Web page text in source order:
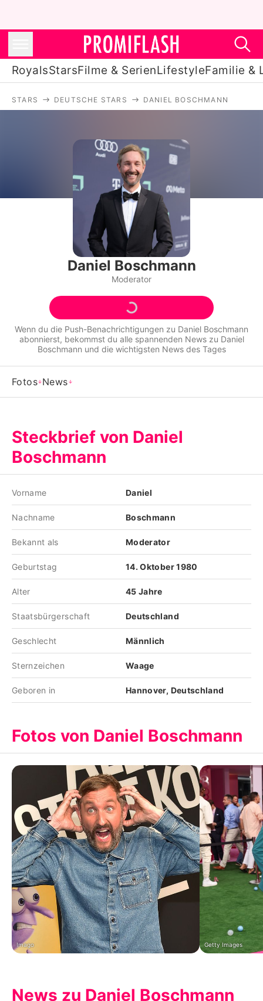
RoyalsStarsFilme & SerienLifestyleFamilie &
Filme & Serien
Lifestyle
Familie & Liebe
Promiflash Exklusiv
Alle Themen auf Promiflash
Jobs
App runterladen
Team
Impressum
Nutzungsbedingungen
Utiq verwalten
STARS DEUTSCHE STARS DANIEL BOSCHMANN
Daniel Boschmann
Moderator
Wenn du die Push-Benachrichtigungen zu Daniel Boschmann
abonnierst, bekommst du alle spannenden News zu Daniel
Boschmann und die wichtigsten News des Tages
Fotos News
Steckbrief von Daniel
Boschmann
Vorname Daniel
Nachname Boschmann
Bekannt als Moderator
Geburtstag 14. Oktober 1980
Alter 45 Jahre
Staatsbürgerschaft Deutschland
Geschlecht Männlich
Sternzeichen Waage
Geboren in Hannover, Deutschland
Fotos von Daniel Boschmann
Imago Getty Images
News zu Daniel Boschmann